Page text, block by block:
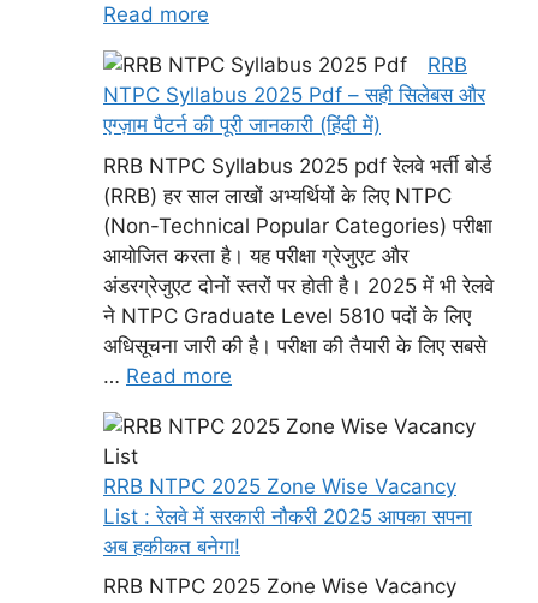
Read more
RRB
NTPC Syllabus 2025 Pdf – सही सिलेबस और
एग्ज़ाम पैटर्न की पूरी जानकारी (हिंदी में)
RRB NTPC Syllabus 2025 pdf रेलवे भर्ती बोर्ड
(RRB) हर साल लाखों अभ्यर्थियों के लिए NTPC
(Non-Technical Popular Categories) परीक्षा
आयोजित करता है। यह परीक्षा ग्रेजुएट और
अंडरग्रेजुएट दोनों स्तरों पर होती है। 2025 में भी रेलवे
ने NTPC Graduate Level 5810 पदों के लिए
अधिसूचना जारी की है। परीक्षा की तैयारी के लिए सबसे
… Read more
RRB NTPC 2025 Zone Wise Vacancy
List : रेलवे में सरकारी नौकरी 2025 आपका सपना
अब हकीकत बनेगा!
RRB NTPC 2025 Zone Wise Vacancy